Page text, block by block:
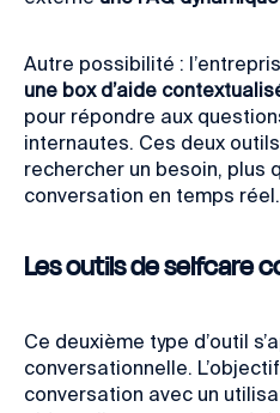
Autre possibilité :
une box d’aide
pour répondre aux
internautes. Ces deux
rechercher un besoin, plus
conversation en temps réel.
Les outils de selfcare
Ce deuxième type d’outil
conversationnelle.
conversation avec un